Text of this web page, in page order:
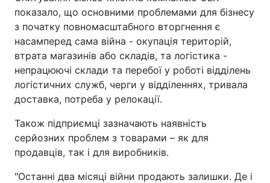
показало, що основними проблемами для бізнесу
з початку повномасштабного вторгнення є
насамперед сама війна - окупація територій,
втрата магазинів або складів, та логістика -
непрацюючі склади та перебої у роботі відділень
логістичних служб, черги у відділеннях, тривала
доставка, потреба у релокації.
Також підприємці зазначають наявність
серйозних проблем з товарами – як для
продавців, так і для виробників.
"Останні два місяці війни продають залишки. Де і